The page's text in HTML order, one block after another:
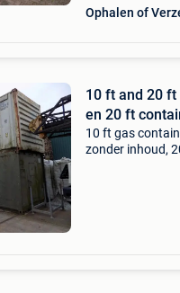
Ophalen of
10 ft and 20
en 20 ft
10 ft gas
zonder inhoud,